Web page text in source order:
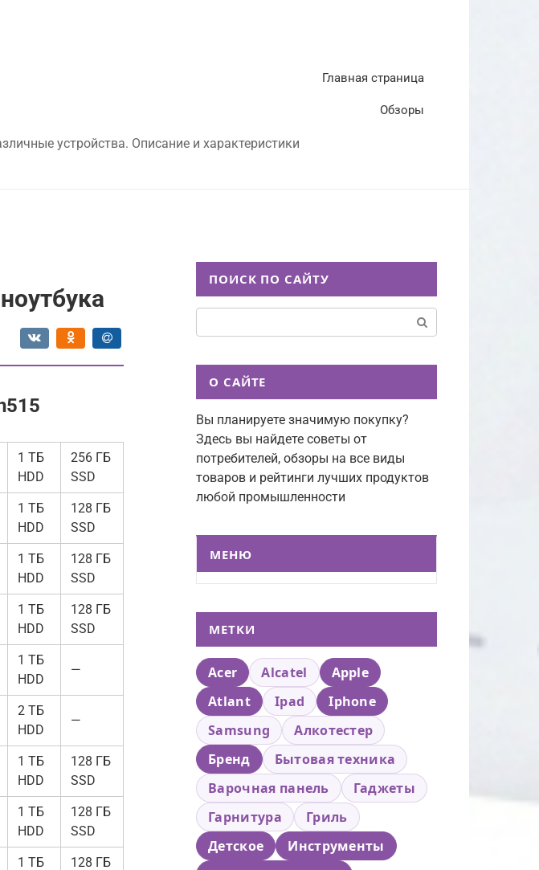
устройства. Описание и характеристики
Главная страница
Обзоры
1 ТБ
HDD
256 ГБ
SSD
1 ТБ
HDD
128 ГБ
SSD
1 ТБ
HDD
128 ГБ
SSD
1 ТБ
HDD
128 ГБ
SSD
1 ТБ
HDD
—
2 ТБ
HDD
—
1 ТБ
HDD
128 ГБ
SSD
1 ТБ
HDD
128 ГБ
SSD
1 ТБ
128 ГБ
ПОИСК ПО САЙТУ
О САЙТЕ
Вы планируете значимую покупку?
Здесь вы найдете советы от
потребителей, обзоры на все виды
товаров и рейтинги лучших продуктов
любой промышленности
МЕНЮ
МЕТКИ
Acer Alcatel
Apple
Atlant
Ipad
Iphone
Samsung
Алкотестер
Бренд
Бытовая техника
Варочная панель
Гаджеты
Гарнитура
Гриль
Детское
Инструменты